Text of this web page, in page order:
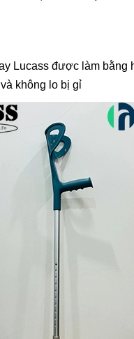
Lucass được làm bằng
không lo bị gỉ